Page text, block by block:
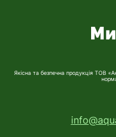
Якісна та безпечна продукція ТОВ